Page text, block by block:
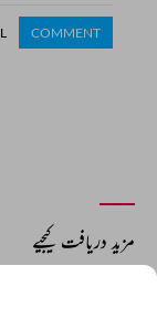
COMMENT
مزید دریافت کیجیے